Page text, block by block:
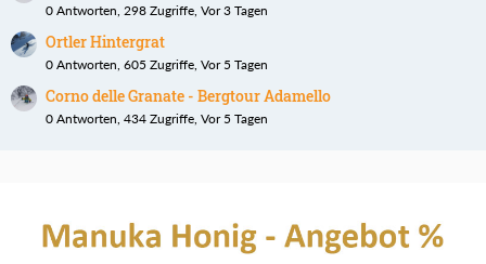
0 Antworten, 298 Zugriffe, Vor 3 Tagen
Ortler Hintergrat
0 Antworten, 605 Zugriffe, Vor 5 Tagen
Corno delle Granate - Bergtour Adamello
0 Antworten, 434 Zugriffe, Vor 5 Tagen